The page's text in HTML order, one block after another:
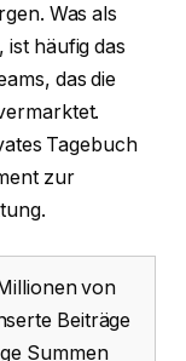
Was als
häufig das
das die
Tagebuch
zur
von
Beiträge
Summen